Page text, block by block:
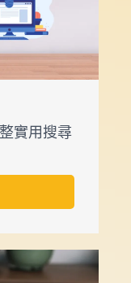
實用搜尋